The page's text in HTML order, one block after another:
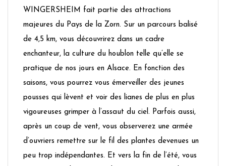
WINGERSHEIM fait partie des attractions
majeures du Pays de la Zorn. Sur un parcours balisé
de 4,5 km, vous découvrirez dans un cadre
enchanteur, la culture du houblon telle qu’elle se
pratique de nos jours en Alsace. En fonction des
saisons, vous pourrez vous émerveiller des jeunes
pousses qui lèvent et voir des lianes de plus en plus
vigoureuses grimper à l’assaut du ciel. Parfois aussi,
après un coup de vent, vous observerez une armée
d’ouvriers remettre sur le fil des plantes devenues un
peu trop indépendantes. Et vers la fin de l’été, vous